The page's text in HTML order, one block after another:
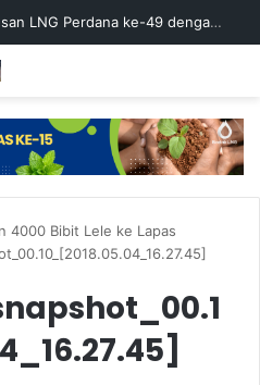
Badak LNG Peringati Tetesan LNG Perdana ke-49 dengan Doa Bersama
4000 Bibit Lele ke Lapas